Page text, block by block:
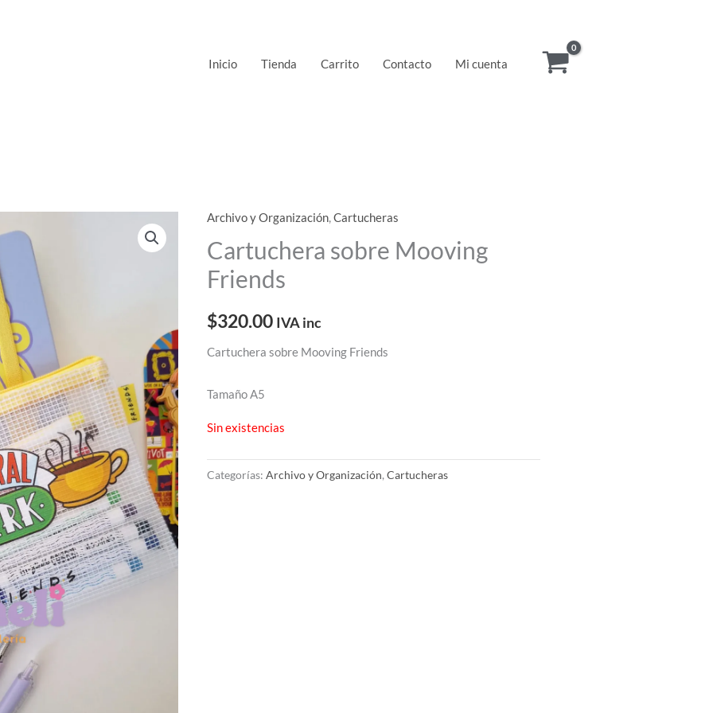
Inicio Tienda Carrito Contacto Mi cuenta
Archivo y Organización,Cartucheras
Cartuchera sobre Mooving
Friends
$320.00 IVA inc
Cartuchera sobre Mooving Friends
Tamaño A5
Sin existencias
Categorías:Archivo y Organización,Cartucheras